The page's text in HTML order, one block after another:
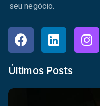
seu negócio.
Últimos Posts